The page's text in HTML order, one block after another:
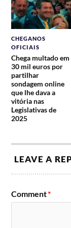
CHEGANOS
OFICIAIS
Chega multado em
30 mil euros por
partilhar
sondagem online
que lhe dava a
vitória nas
Legislativas de
2025
LEAVE A
Comment*